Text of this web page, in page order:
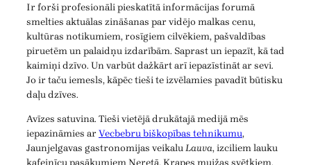
Ir forši profesionāli pieskatītā informācijas forumā
smelties aktuālas zināšanas par vidējo malkas cenu,
kultūras notikumiem, rosīgiem cilvēkiem, pašvaldības
piruetēm un palaidņu izdarībām. Saprast un iepazīt, kā tad
kaimiņi dzīvo. Un varbūt dažkārt arī iepazīstināt ar sevi.
Jo ir taču iemesls, kāpēc tieši te izvēlamies pavadīt būtisku
daļu dzīves.
Avīzes satuvina. Tieši vietējā drukātajā medijā mēs
iepazināmies arVecbebru biškopības tehnikumu,
Jaunjelgavas gastronomijas veikaluLauva, izciliem lauku
kafejnīcu pasākumiem Neretā, Krapes muižas svētkiem,